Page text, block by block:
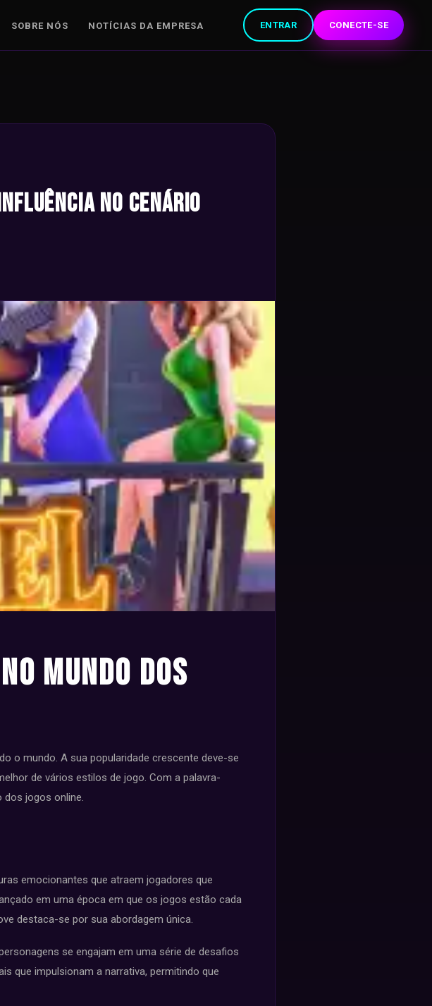
SOBRE NÓS NOTÍCIAS DA EMPRESA ENTRAR CONECTE-SE
no Cenário
Mundo dos
o mundo. A sua popularidade crescente deve-se
de vários estilos de jogo. Com a palavra-
dos jogos online.
emocionantes que atraem jogadores que
em uma época em que os jogos estão cada
destaca-se por sua abordagem única.
se engajam em uma série de desafios
que impulsionam a narrativa, permitindo que